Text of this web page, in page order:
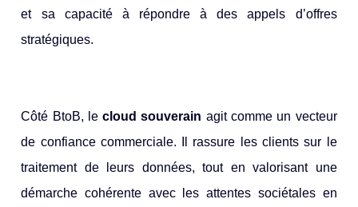
et sa capacité à répondre à des appels d’offres
stratégiques.
Côté BtoB, lecloud souverain agit comme un vecteur
de confiance commerciale. Il rassure les clients sur le
traitement de leurs données, tout en valorisant une
démarche cohérente avec les attentes sociétales en